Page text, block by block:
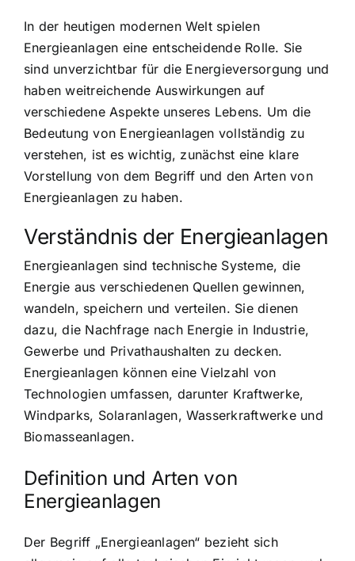
In der heutigen modernen Welt spielen
Energieanlagen eine entscheidende Rolle. Sie
sind unverzichtbar für die Energieversorgung und
haben weitreichende Auswirkungen auf
verschiedene Aspekte unseres Lebens. Um die
Bedeutung von Energieanlagen vollständig zu
verstehen, ist es wichtig, zunächst eine klare
Vorstellung von dem Begriff und den Arten von
Energieanlagen zu haben.
Verständnis der Energieanlagen
Energieanlagen sind technische Systeme, die
Energie aus verschiedenen Quellen gewinnen,
wandeln, speichern und verteilen. Sie dienen
dazu, die Nachfrage nach Energie in Industrie,
Gewerbe und Privathaushalten zu decken.
Energieanlagen können eine Vielzahl von
Technologien umfassen, darunter Kraftwerke,
Windparks, Solaranlagen, Wasserkraftwerke und
Biomasseanlagen.
Definition und Arten von
Energieanlagen
Der Begriff „Energieanlagen“ bezieht sich